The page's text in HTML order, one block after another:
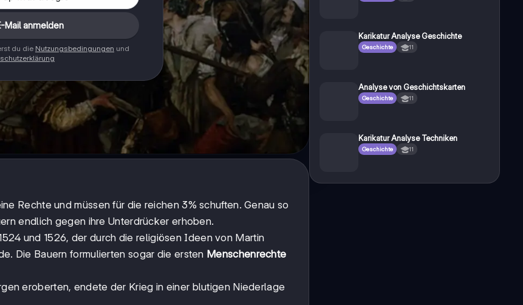
Mail anmelden
du die Nutzungsbedingungen und
Rechte und müssen für die reichen 3% schuften. Genau so
endlich gegen ihre Unterdrücker erhoben.
und 1526, der durch die religiösen Ideen von Martin
Die Bauern formulierten sogar die ersten Menschenrechte
eroberten, endete der Krieg in einer blutigen Niederlage
Karikatur Analyse Geschichte
Geschichte 11
Analyse von Geschichtskarten
Geschichte 11
Karikatur Analyse Techniken
Geschichte 11